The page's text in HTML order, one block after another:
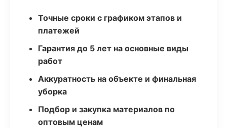
Точные сроки с графиком этапов и
платежей
Гарантия до 5 лет на основные виды
работ
Аккуратность на объекте и финальная
уборка
Подбор и закупка материалов по
оптовым ценам